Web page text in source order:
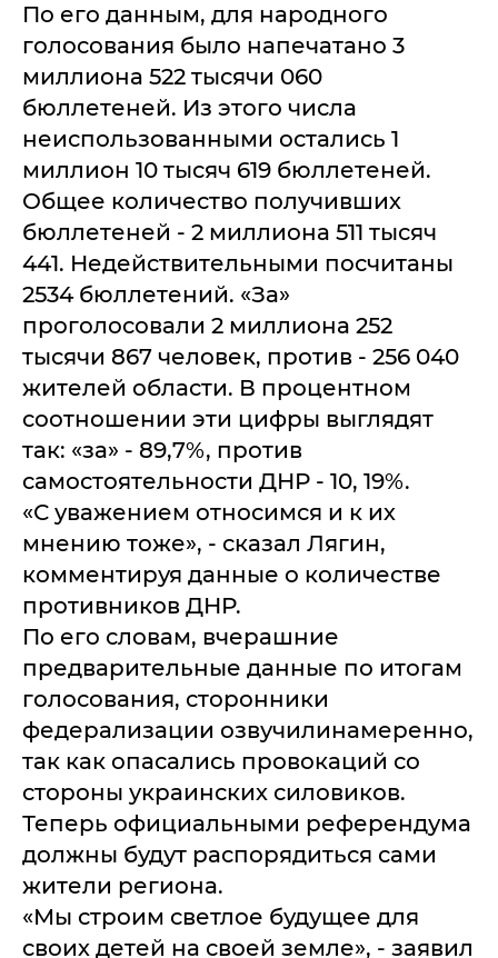
По его данным, для народного
голосования было напечатано 3
миллиона 522 тысячи 060
бюллетеней. Из этого числа
неиспользованными остались 1
миллион 10 тысяч 619 бюллетеней.
Общее количество получивших
бюллетеней - 2 миллиона 511 тысяч
441. Недействительными посчитаны
2534 бюллетений. «За»
проголосовали 2 миллиона 252
тысячи 867 человек, против - 256 040
жителей области. В процентном
соотношении эти цифры выглядят
так: «за» - 89,7%, против
самостоятельности ДНР - 10, 19%.
«С уважением относимся и к их
мнению тоже», - сказал Лягин,
комментируя данные о количестве
противников ДНР.
По его словам, вчерашние
предварительные данные по итогам
голосования, сторонники
федерализации озвучилинамеренно,
так как опасались провокаций со
стороны украинских силовиков.
Теперь официальными референдума
должны будут распорядиться сами
жители региона.
«Мы строим светлое будущее для
своих детей на своей земле», - заявил